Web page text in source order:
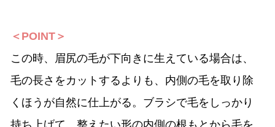
＜POINT＞
この時、眉尻の毛が下向きに生えている場合は、
毛の長さをカットするよりも、内側の毛を取り除
くほうが自然に仕上がる。ブラシで毛をしっかり
持ち上げて、整えたい形の内側の根もとから毛を